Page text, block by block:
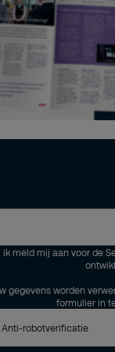
ik meld mij aan voor de
gegevens worden
formulier in
Anti-robotverificatie